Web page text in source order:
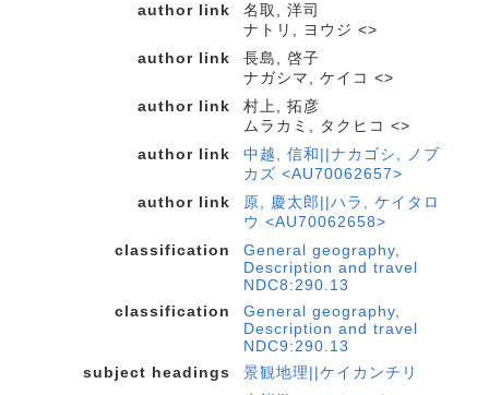
author link
名取, 洋司
ナトリ, ヨウジ <>
author link
長島, 啓子
ナガシマ, ケイコ <>
author link
村上, 拓彦
ムラカミ, タクヒコ <>
author link
中越, 信和||ナカゴシ, ノブ
カズ <AU70062657>
author link
原, 慶太郎||ハラ, ケイタロ
ウ <AU70062658>
classification
General geography,
Description and travel
NDC8:290.13
classification
General geography,
Description and travel
NDC9:290.13
subject headings
景観地理||ケイカンチリ